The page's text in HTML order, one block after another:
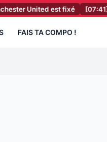
est fixé [07:41] FC
FAIS TA COMPO !